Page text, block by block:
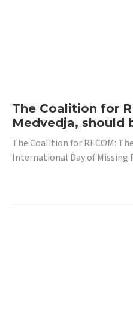
The Coalition for
Medvedja, should
The Coalition for RECOM:
International Day of Missing